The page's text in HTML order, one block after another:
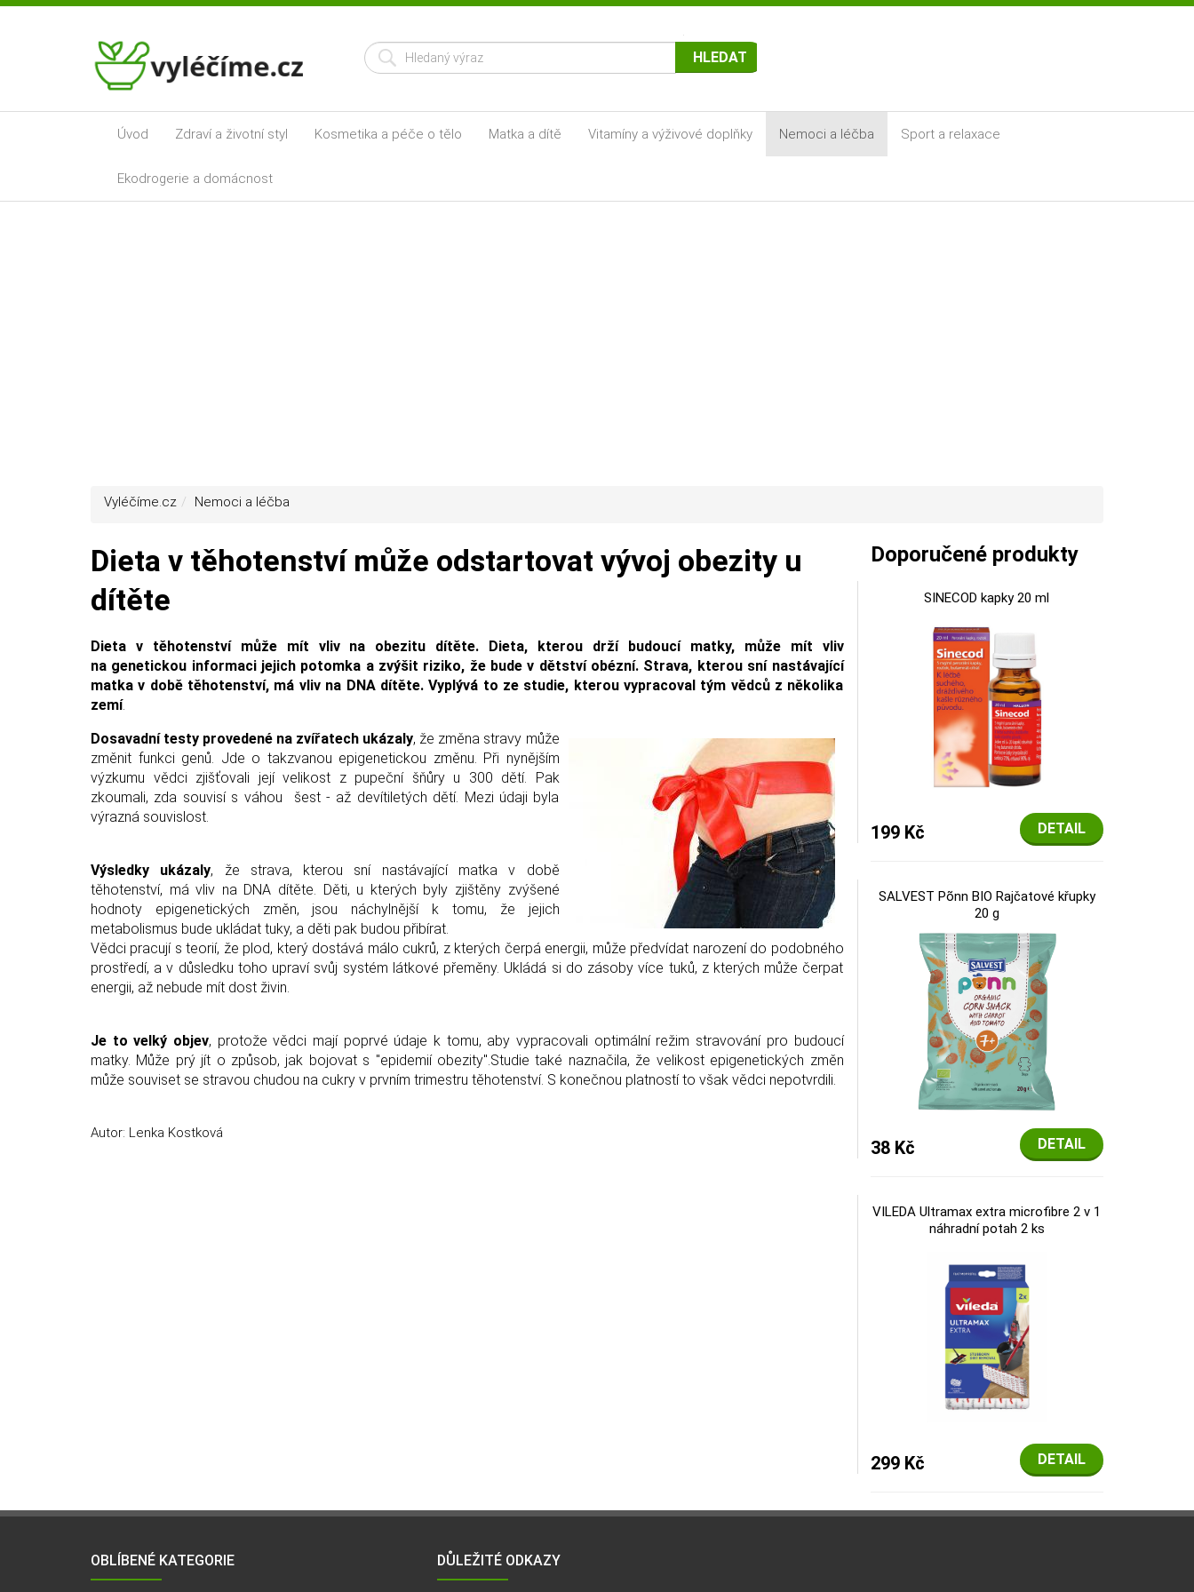
HLEDAT
Úvod Zdraví a životní styl Kosmetika a péče o tělo Matka a dítě Vitamíny a výživové doplňky Nemoci a léčba Sport a relaxace
Ekodrogerie a domácnost
Vyléčíme.cz Nemoci a léčba
Dieta v těhotenství může odstartovat vývoj obezity u
dítěte
Dieta v těhotenství může mít vliv na obezitu dítěte. Dieta, kterou drží budoucí matky, může mít vliv
na genetickou informaci jejich potomka a zvýšit riziko, že bude v dětství obézní. Strava, kterou sní nastávající
matka v době těhotenství, má vliv na DNA dítěte. Vyplývá to ze studie, kterou vypracoval tým vědců z několika
zemí.
Dosavadní testy provedené na zvířatech ukázaly, že změna stravy může
změnit funkci genů. Jde o takzvanou epigenetickou změnu. Při nynějším
výzkumu vědci zjišťovali její velikost z pupeční šňůry u 300 dětí. Pak
zkoumali, zda souvisí s váhou šest - až devítiletých dětí. Mezi údaji byla
výrazná souvislost.
Výsledky ukázaly, že strava, kterou sní nastávající matka v době
těhotenství, má vliv na DNA dítěte. Děti, u kterých byly zjištěny zvýšené
hodnoty epigenetických změn, jsou náchylnější k tomu, že jejich
metabolismus bude ukládat tuky, a děti pak budou přibírat.
Vědci pracují s teorií, že plod, který dostává málo cukrů, z kterých čerpá energii, může předvídat narození do podobného
prostředí, a v důsledku toho upraví svůj systém látkové přeměny. Ukládá si do zásoby více tuků, z kterých může čerpat
energii, až nebude mít dost živin.
Je to velký objev, protože vědci mají poprvé údaje k tomu, aby vypracovali optimální režim stravování pro budoucí
matky. Může prý jít o způsob, jak bojovat s "epidemií obezity".Studie také naznačila, že velikost epigenetických změn
může souviset se stravou chudou na cukry v prvním trimestru těhotenství. S konečnou platností to však vědci nepotvrdili.
Autor: Lenka Kostková
Doporučené produkty
SINECOD kapky 20 ml
DETAIL
199 Kč
SALVEST Põnn BIO Rajčatové křupky
20 g
DETAIL
38 Kč
VILEDA Ultramax extra microfibre 2 v 1
náhradní potah 2 ks
DETAIL
299 Kč
OBLÍBENÉ KATEGORIE DŮLEŽITÉ ODKAZY